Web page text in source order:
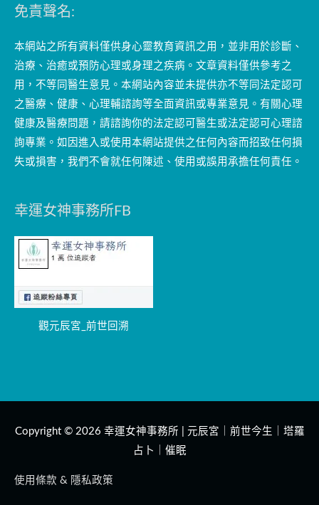
免責聲名:
本網站之所有資料僅供身心靈教育資訊之用，並非用於診斷、
治療、治癒或預防心理或身理之疾病。文章資料僅供參考之
用，不等同醫生意見。本網站內容並未提供亦不等同法定認可
之醫療、健康、心理輔諮詢等全面資訊或專業意見。有關心理
健康及醫療問題，請諮詢你的法定認可醫生或法定認可心理諮
詢專業。如因進入或使用本網站提供之任何內容而招致任何損
失或損害，我們不會就任何陳述、使用或誤用承擔任何責任。
幸運女神事務所FB
觀元辰宮_前世回溯
Copyright © 2026 幸運女神事務所 | 元辰宮｜前世今生｜塔羅
占卜｜催眠
使用條款 & 隱私政策